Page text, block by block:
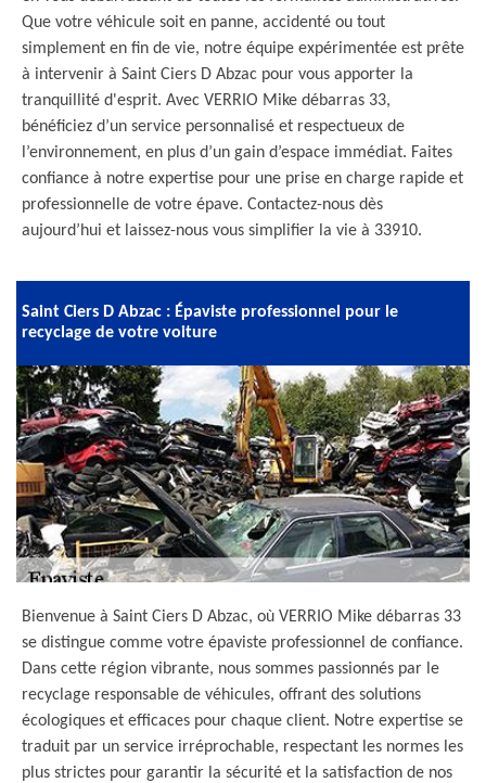
Que votre véhicule soit en panne, accidenté ou tout
simplement en fin de vie, notre équipe expérimentée est prête
à intervenir à Saint Ciers D Abzac pour vous apporter la
tranquillité d'esprit. Avec VERRIO Mike débarras 33,
bénéficiez d’un service personnalisé et respectueux de
l’environnement, en plus d’un gain d’espace immédiat. Faites
confiance à notre expertise pour une prise en charge rapide et
professionnelle de votre épave. Contactez-nous dès
aujourd’hui et laissez-nous vous simplifier la vie à 33910.
Saint Ciers D Abzac : Épaviste professionnel pour le
recyclage de votre voiture
Bienvenue à Saint Ciers D Abzac, où VERRIO Mike débarras 33
se distingue comme votre épaviste professionnel de confiance.
Dans cette région vibrante, nous sommes passionnés par le
recyclage responsable de véhicules, offrant des solutions
écologiques et efficaces pour chaque client. Notre expertise se
traduit par un service irréprochable, respectant les normes les
plus strictes pour garantir la sécurité et la satisfaction de nos